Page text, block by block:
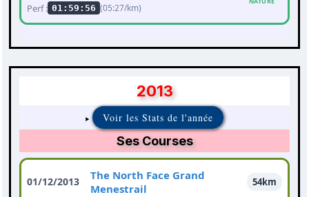
Perf : 01:59:56 (05:27/km)
2013
Voir les Stats de l'année
Ses Courses
01/12/2013
The North Face Grand
Menestrail
54km